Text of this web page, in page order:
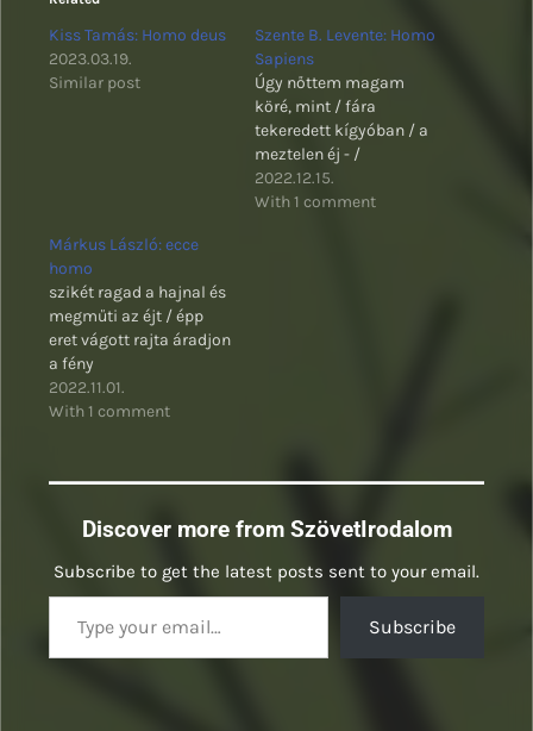
Kiss Tamás: Homo deus
2023.03.19.
Similar post
Szente B. Levente: Homo
Sapiens
Úgy nőttem magam
köré, mint / fára
tekeredett kígyóban / a
meztelen éj - /
2022.12.15.
With 1 comment
Márkus László: ecce
homo
szikét ragad a hajnal és
megműti az éjt / épp
eret vágott rajta áradjon
a fény
2022.11.01.
With 1 comment
Discover more from SzövetIrodalom
Subscribe to get the latest posts sent to your email.
Type your email…
Subscribe